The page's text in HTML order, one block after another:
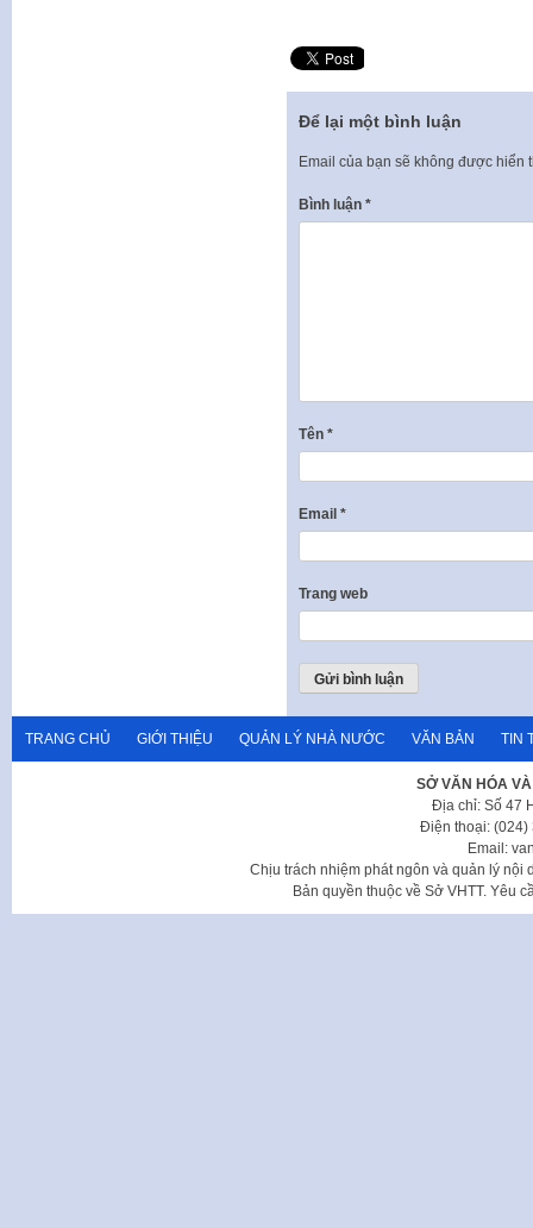
Để lại một bình luận
Email của bạn sẽ không được hiển
Bình luận *
Tên *
Email *
Trang web
TRANG CHỦ GIỚI THIỆU QUẢN LÝ NHÀ NƯỚC VĂN BẢN TIN
SỞ VĂN HÓA
Địa chỉ: Số 47
Điện thoại: (024)
Email:
Chịu trách nhiệm phát ngôn và quản lý nội
Bản quyền thuộc về Sở VHTT. Yêu